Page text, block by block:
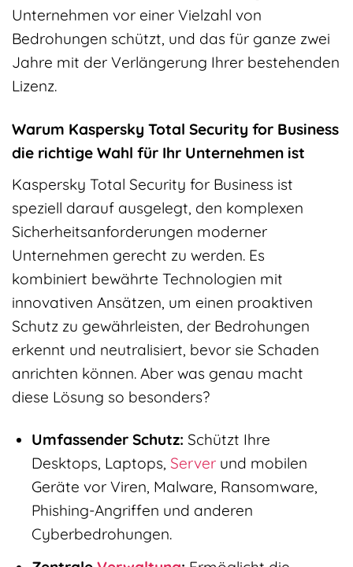
Unternehmen vor einer Vielzahl von
Bedrohungen schützt, und das für ganze zwei
Jahre mit der Verlängerung Ihrer bestehenden
Lizenz.
Warum Kaspersky Total Security for Business
die richtige Wahl für Ihr Unternehmen ist
Kaspersky Total Security for Business ist
speziell darauf ausgelegt, den komplexen
Sicherheitsanforderungen moderner
Unternehmen gerecht zu werden. Es
kombiniert bewährte Technologien mit
innovativen Ansätzen, um einen proaktiven
Schutz zu gewährleisten, der Bedrohungen
erkennt und neutralisiert, bevor sie Schaden
anrichten können. Aber was genau macht
diese Lösung so besonders?
Umfassender Schutz: Schützt Ihre
Desktops, Laptops, Serverund mobilen
Geräte vor Viren, Malware, Ransomware,
Phishing-Angriffen und anderen
Cyberbedrohungen.